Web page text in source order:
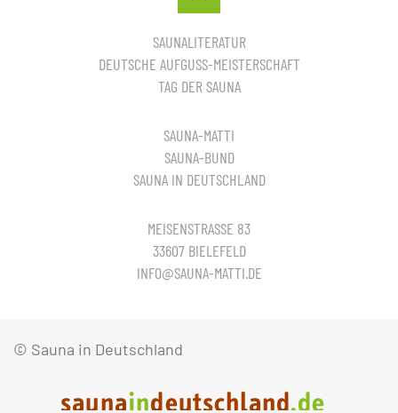
SAUNALITERATUR
DEUTSCHE AUFGUSS-MEISTERSCHAFT
TAG DER SAUNA
SAUNA-MATTI
SAUNA-BUND
SAUNA IN DEUTSCHLAND
MEISENSTRASSE 83
33607 BIELEFELD
INFO@SAUNA-MATTI.DE
© Sauna in Deutschland